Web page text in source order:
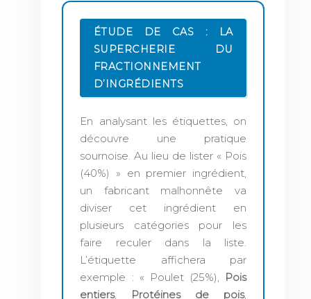
ÉTUDE DE CAS : LA
SUPERCHERIE DU
FRACTIONNEMENT
D’INGRÉDIENTS
En analysant les étiquettes, on
découvre une pratique
sournoise. Au lieu de lister « Pois
(40%) » en premier ingrédient,
un fabricant malhonnête va
diviser cet ingrédient en
plusieurs catégories pour les
faire reculer dans la liste.
L’étiquette affichera par
exemple : « Poulet (25%), Pois
entiers, Protéines de pois,